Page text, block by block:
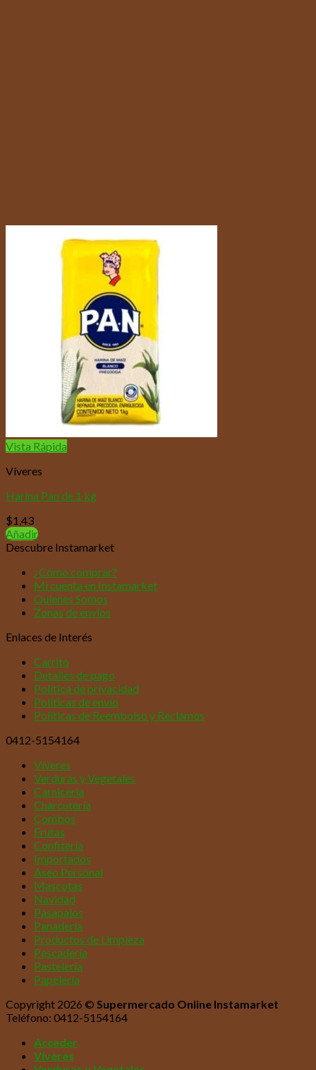
Vista Rápida
Víveres
Harina Pan de 1 kg
$1,43
Añadir
Descubre Instamarket
¿Cómo comprar?
Mi cuenta en Instamarket
Quienes Somos
Zonas de envíos
Enlaces de Interés
Carrito
Detalles de pago
Política de privacidad
Políticas de envío
Políticas de Reembolso y Reclamos
0412-5154164
Víveres
Verduras y Vegetales
Carnicería
Charcutería
Combos
Frutas
Confitería
Importados
Aseo Personal
Mascotas
Navidad
Pasapalos
Panadería
Productos de Limpieza
Pescadería
Pastelería
Papelería
Copyright 2026 © Supermercado Online Instamarket
Teléfono: 0412-5154164
Acceder
Víveres